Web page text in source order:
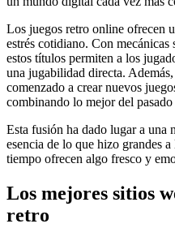
Los juegos retro online ofrecen
estrés cotidiano. Con
estos títulos permiten a los
una jugabilidad directa.
comenzado a crear nuevos
combinando lo mejor del
Esta fusión ha dado lugar a una
esencia de lo que hizo grandes
tiempo ofrecen algo fresco y
Los mejores sitios
retro